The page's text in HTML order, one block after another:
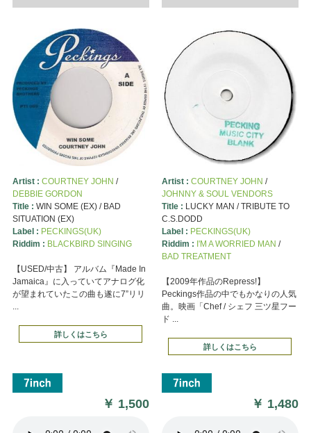
Artist : COURTNEY JOHN /
DEBBIE GORDON
Title : WIN SOME (EX) / BAD
SITUATION (EX)
Label : PECKINGS(UK)
Riddim : BLACKBIRD SINGING
【USED/中古】 アルバム『Made In
Jamaica』に入っていてアナログ化
が望まれていたこの曲も遂に7”リリ
...
詳しくはこちら
￥ 1,500
Artist : COURTNEY JOHN /
JOHNNY & SOUL VENDORS
Title : LUCKY MAN / TRIBUTE TO
C.S.DODD
Label : PECKINGS(UK)
Riddim : I'M A WORRIED MAN /
BAD TREATMENT
【2009年作品のRepress!】
Peckings作品の中でもかなりの人気
曲。映画「Chef / シェフ 三ツ星フー
ド ...
詳しくはこちら
￥ 1,480